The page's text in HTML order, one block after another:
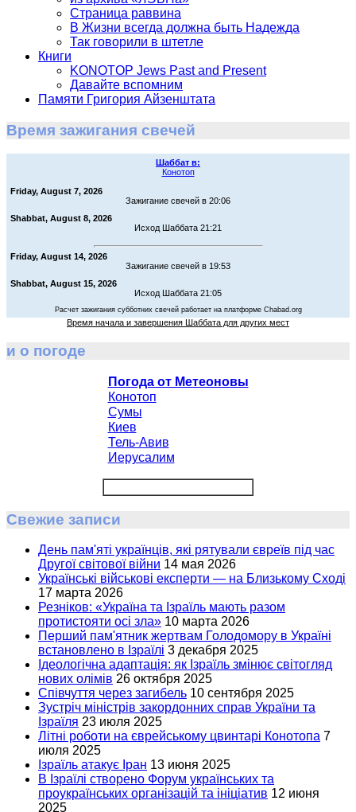
Страница раввина
В Жизни всегда должна быть Надежда
Так говорили в штетле
Книги
KONOTOP Jews Past and Present
Давайте вспомним
Памяти Григория Айзенштата
Время зажигания свечей
Шаббат в:
Конотоп
Friday, August 7, 2026
Зажигание свечей в 20:06
Shabbat, August 8, 2026
Исход Шаббата 21:21
Friday, August 14, 2026
Зажигание свечей в 19:53
Shabbat, August 15, 2026
Исход Шаббата 21:05
Расчет зажигания субботних свечей работает на платформе Chabad.org
Время начала и завершения Шаббата для других мест
и о погоде
Погода от Метеоновы
Конотоп
Сумы
Киев
Тель-Авив
Иерусалим
Свежие записи
День пам'яті українців, які рятували євреїв під час
Другої світової війни 14 мая 2026
Українські військові експерти — на Близькому Сході
17 марта 2026
Резніков: «Україна та Ізраїль мають разом
протистояти осі зла» 10 марта 2026
Перший пам'ятник жертвам Голодомору в Україні
встановлено в Ізраїлі 3 декабря 2025
Ідеологічна адаптація: як Ізраїль змінює світогляд
нових олімів 26 октября 2025
Співчуття через загибель 10 сентября 2025
Зустріч міністрів закордонних справ України та
Ізраїля 23 июля 2025
Літні роботи на єврейському цвинтарі Конотопа 7
июля 2025
Ізраїль атакує Іран 13 июня 2025
В Ізраїлі створено Форум українських та
проукраїнських організацій та ініціатив 12 июня
2025